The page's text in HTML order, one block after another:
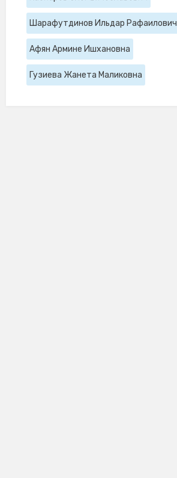
Шарафутдинов Ильдар Рафаилович
Афян Армине Ишхановна
Гузиева Жанета Маликовна